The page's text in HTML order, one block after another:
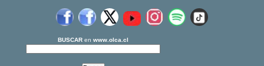
BUSCAR en www.olca.cl